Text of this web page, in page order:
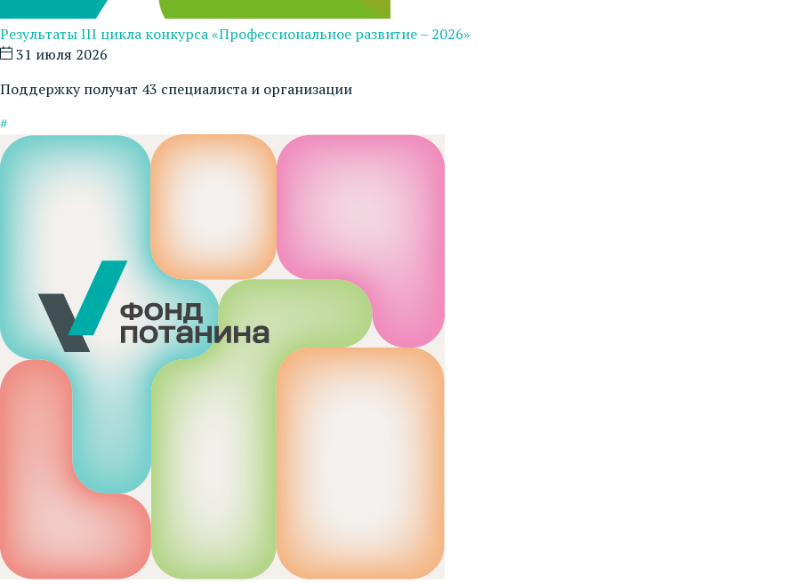
Результаты III цикла конкурса «Профессиональное развитие – 2026»
31 июля 2026
Поддержку получат 43 специалиста и организации
#